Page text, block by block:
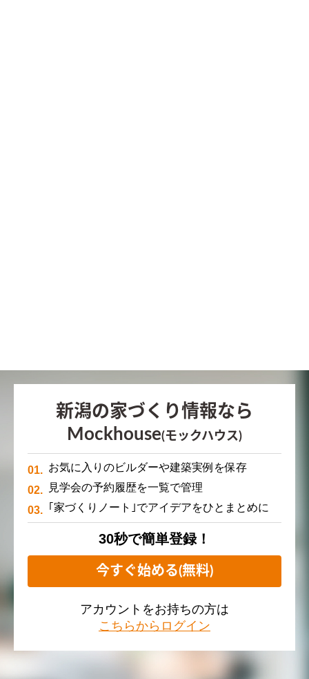
新潟の家づくり情報なら
Mockhouse(モックハウス)
お気に入りのビルダーや建築実例を保存
見学会の予約履歴を一覧で管理
｢家づくりノート｣でアイデアをひとまとめに
30秒で簡単登録！
今すぐ始める(無料)
アカウントをお持ちの方は
こちらからログイン